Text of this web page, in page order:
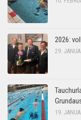
2026:
29.
19.